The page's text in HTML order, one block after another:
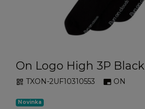
On Logo High 3P Black
qr_code TXON-2UF10310553 branding_watermark ON
Novinka